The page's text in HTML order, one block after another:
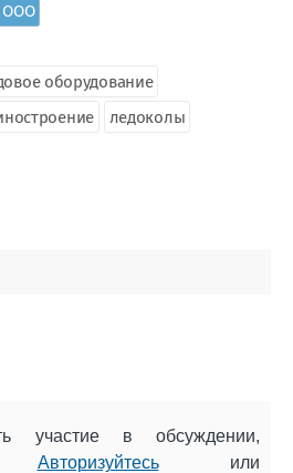
ООО
оборудование
ледоколы
участие в обсуждении,
Авторизуйтесьили